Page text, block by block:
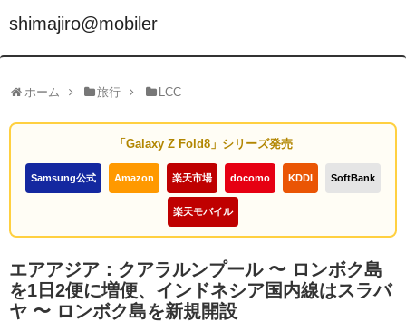
shimajiro@mobiler
ホーム 旅行 LCC
「Galaxy Z Fold8」シリーズ発売
Samsung公式 Amazon 楽天市場 docomo KDDI SoftBank
楽天モバイル
エアアジア：クアラルンプール 〜 ロンボク島
を1日2便に増便、インドネシア国内線はスラバ
ヤ 〜 ロンボク島を新規開設